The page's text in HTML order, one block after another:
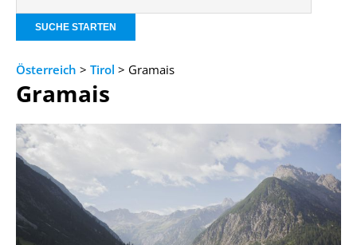
Österreich > Tirol > Gramais
Gramais